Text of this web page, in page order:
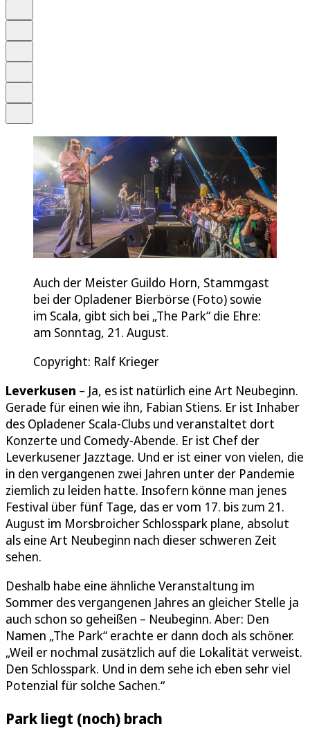
Auch der Meister Guildo Horn, Stammgast
bei der Opladener Bierbörse (Foto) sowie
im Scala, gibt sich bei „The Park“ die Ehre:
am Sonntag, 21. August.
Copyright: Ralf Krieger
Leverkusen – Ja, es ist natürlich eine Art Neubeginn.
Gerade für einen wie ihn, Fabian Stiens. Er ist Inhaber
des Opladener Scala-Clubs und veranstaltet dort
Konzerte und Comedy-Abende. Er ist Chef der
Leverkusener Jazztage. Und er ist einer von vielen, die
in den vergangenen zwei Jahren unter der Pandemie
ziemlich zu leiden hatte. Insofern könne man jenes
Festival über fünf Tage, das er vom 17. bis zum 21.
August im Morsbroicher Schlosspark plane, absolut
als eine Art Neubeginn nach dieser schweren Zeit
sehen.
Deshalb habe eine ähnliche Veranstaltung im
Sommer des vergangenen Jahres an gleicher Stelle ja
auch schon so geheißen – Neubeginn. Aber: Den
Namen „The Park“ erachte er dann doch als schöner.
„Weil er nochmal zusätzlich auf die Lokalität verweist.
Den Schlosspark. Und in dem sehe ich eben sehr viel
Potenzial für solche Sachen.“
Park liegt (noch) brach